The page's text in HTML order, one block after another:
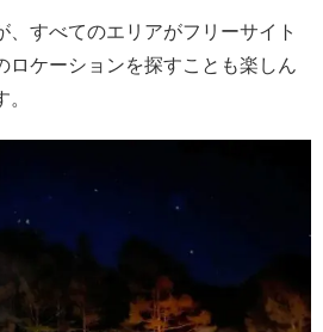
、すべてのエリアがフリーサイト
ロケーションを探すことも楽しん